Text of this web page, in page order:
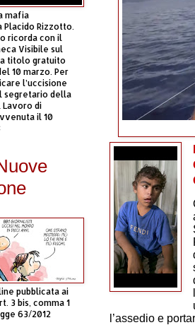
l’assedio e
mafia
Placido Rizzotto.
ricorda con il
Visibile sul
titolo gratuito
10 marzo. Per
l’uccisione
segretario della
Lavoro di
il 10
pubblicata ai
3 bis, comma 1
63/2012